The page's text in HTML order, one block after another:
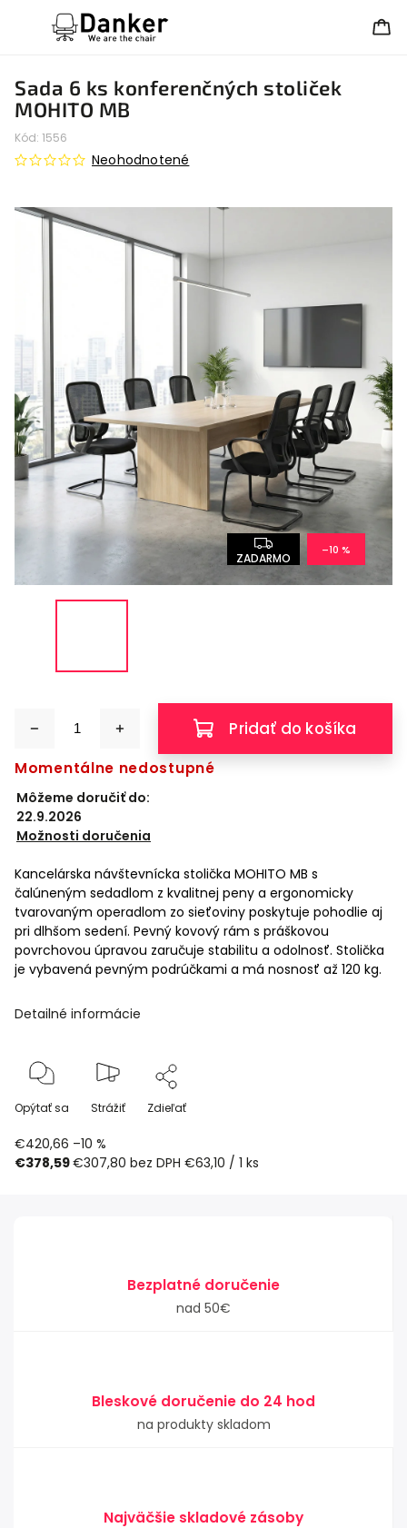
Sada 6 ks konferenčných stoliček
MOHITO MB
Kód: 1556
Neohodnotené
ZADARMO
–10 %
€420,66 –10 %
€378,59€307,80 bez DPH €63,10 / 1 ks
Momentálne nedostupné
Môžeme doručiť do:
22.9.2026
Možnosti doručenia
Pridať do košíka
Kancelárska návštevnícka stolička MOHITO MB s
čalúneným sedadlom z kvalitnej peny a ergonomicky
tvarovaným operadlom zo sieťoviny poskytuje pohodlie aj
pri dlhšom sedení. Pevný kovový rám s práškovou
povrchovou úpravou zaručuje stabilitu a odolnosť. Stolička
je vybavená pevným podrúčkami a má nosnosť až 120 kg.
Detailné informácie
Opýtať sa Strážiť Zdieľať
Bezplatné doručenie
nad 50€
Bleskové doručenie do 24 hod
na produkty skladom
Najväčšie skladové zásoby